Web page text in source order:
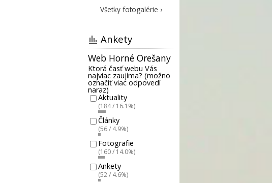
Všetky fotogalérie ›
Ankety
Web Horné Orešany
Ktorá časť webu Vás
najviac zaujíma? (možno
označiť viac odpovedí
naraz)
Aktuality
(184 / 16.1%)
Články
(56 / 4.9%)
Fotografie
(160 / 14.0%)
Ankety
(52 / 4.6%)